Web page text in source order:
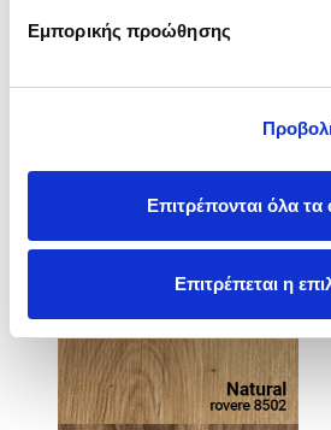
Εμπορικής προώθησης
Επιτρέπονται όλα
Επιτρέπεται η